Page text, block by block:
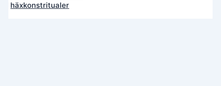
häxkonstritualer